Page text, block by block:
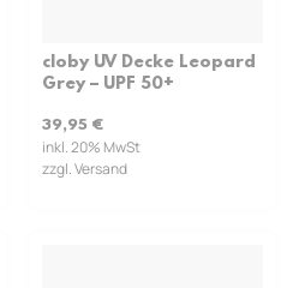
cloby UV Decke Leopard
Grey – UPF 50+
39,95 €
inkl. 20% MwSt
zzgl. Versand